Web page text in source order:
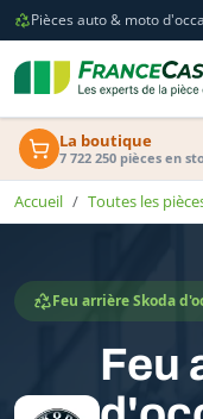
Pièces auto & moto
La boutique
7 722 250 pièces en
Accueil Toutes les
Feu arrière Skoda
Feu